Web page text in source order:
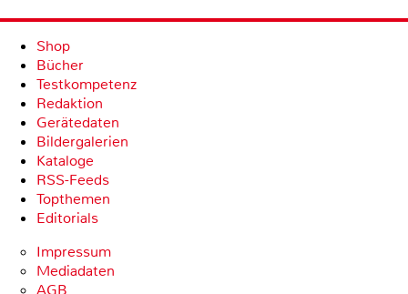
Shop
Bücher
Testkompetenz
Redaktion
Gerätedaten
Bildergalerien
Kataloge
RSS-Feeds
Topthemen
Editorials
Impressum
Mediadaten
AGB